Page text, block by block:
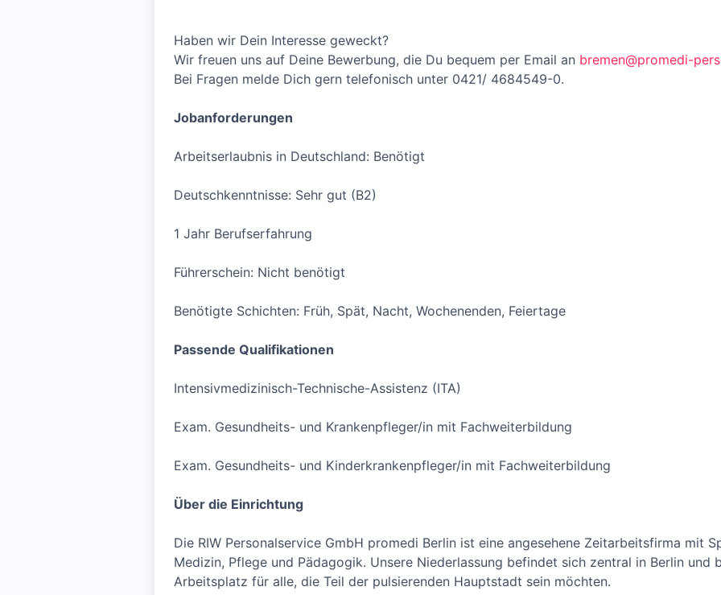
Haben wir Dein Interesse geweckt?
Wir freuen uns auf Deine Bewerbung, die Du bequem per Email an bremen@promedi-
Bei Fragen melde Dich gern telefonisch unter 0421/ 4684549-0.
Jobanforderungen
Arbeitserlaubnis in Deutschland: Benötigt
Deutschkenntnisse: Sehr gut (B2)
1 Jahr Berufserfahrung
Führerschein: Nicht benötigt
Benötigte Schichten: Früh, Spät, Nacht, Wochenenden, Feiertage
Passende Qualifikationen
Intensivmedizinisch-Technische-Assistenz (ITA)
Exam. Gesundheits- und Krankenpfleger/in mit Fachweiterbildung
Exam. Gesundheits- und Kinderkrankenpfleger/in mit Fachweiterbildung
Über die Einrichtung
Die RIW Personalservice GmbH promedi Berlin ist eine angesehene Zeitarbeitsfirma mit
Medizin, Pflege und Pädagogik. Unsere Niederlassung befindet sich zentral in Berlin und
Arbeitsplatz für alle, die Teil der pulsierenden Hauptstadt sein möchten.